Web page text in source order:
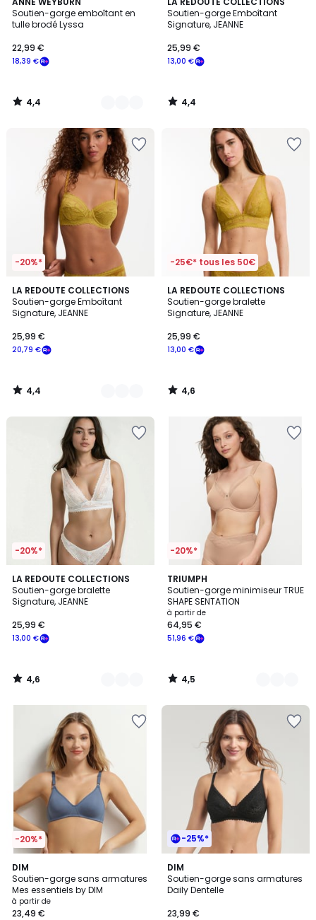
Soutien-gorge emboîtant en
tulle brodé Lyssa
18,39 €
22,99 €
/ 5
5
Couleurs
4,4
/
Soutien-gorge Emboîtant
Signature, JEANNE
13,00 €
25,99 €
/ 5
4,4
/
-20%*
LA REDOUTE COLLECTIONS
Soutien-gorge Emboîtant
Signature, JEANNE
20,79 €
25,99 €
4,4
/ 5
5
Couleurs
4,4
/
-25€* tous les 50€
LA REDOUTE COLLECTIONS
Soutien-gorge bralette
Signature, JEANNE
13,00 €
25,99 €
4,6
/ 5
4,6
/
-20%*
LA REDOUTE COLLECTIONS
Soutien-gorge bralette
Signature, JEANNE
13,00 €
25,99 €
4,6
/ 5
3
Couleurs
4,6
/
-20%*
TRIUMPH
Soutien-gorge minimiseur TRUE
SHAPE SENTATION
à partir de
51,96 €
64,95 €
4,5
/ 5
4
Couleurs
4,5
/
-20%*
DIM
Soutien-gorge sans armatures
Mes essentiels by DIM
à partir de
23,49 €
4,2
/ 5
3
Couleurs
-25%*
DIM
Soutien-gorge sans armatures
Daily Dentelle
23,99 €
4,4
/ 5
6
Couleurs